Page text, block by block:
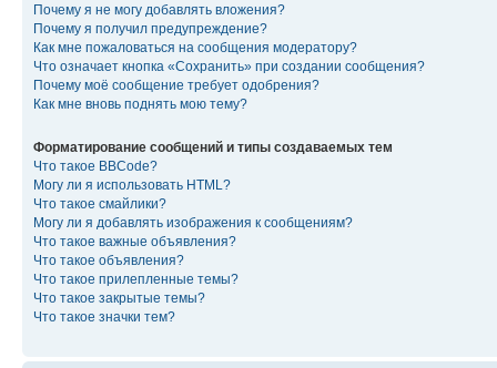
Почему я не могу добавлять вложения?
Почему я получил предупреждение?
Как мне пожаловаться на сообщения модератору?
Что означает кнопка «Сохранить» при создании сообщения?
Почему моё сообщение требует одобрения?
Как мне вновь поднять мою тему?
Форматирование сообщений и типы создаваемых тем
Что такое BBCode?
Могу ли я использовать HTML?
Что такое смайлики?
Могу ли я добавлять изображения к сообщениям?
Что такое важные объявления?
Что такое объявления?
Что такое прилепленные темы?
Что такое закрытые темы?
Что такое значки тем?